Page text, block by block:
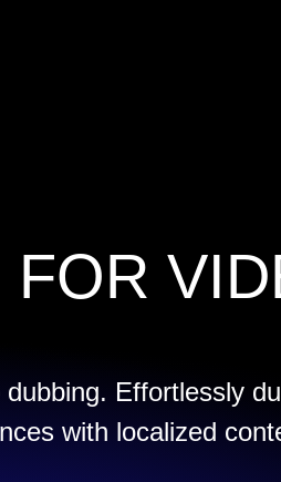
Effortlessly
with localized